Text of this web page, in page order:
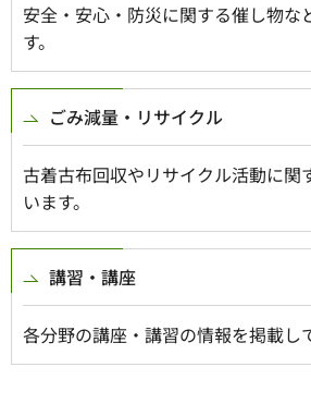
安全・安心・防災に関する催し物な
す。
ごみ減量・リサイクル
古着古布回収やリサイクル活動に関
います。
講習・講座
各分野の講座・講習の情報を掲載し